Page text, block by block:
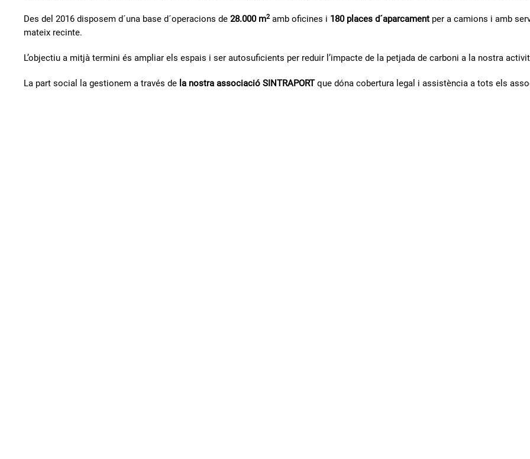
Des del 2016 disposem d´una base d´operacions de 28.000 m2amb oficines i 180 places d´aparcament per a camions i amb
mateix recinte.
L’objectiu a mitjà termini és ampliar els espais i ser autosuficients per reduir l’impacte de la petjada de carboni a la nostra
La part social la gestionem a través de la nostra associació SINTRAPORTque dóna cobertura legal i assistència a tots els